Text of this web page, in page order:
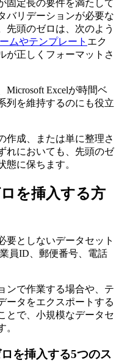
固定長の要件を満たして
バリデーションが必要な
先頭のゼロは、次のよう
ムやテンプレート エク
が正しくフォーマットさ
Microsoft Excelが時間ベ
列を維持するのにも役立
作成、または単に整理さ
れにおいても、先頭のゼ
態に保ちます。
を挿入する方
要としないデータセット
員ID、郵便番号、電話
ンで作業する場合や、テ
ータをエクスポートする
とで、小規模なデータセ
。
を挿入する5つのス